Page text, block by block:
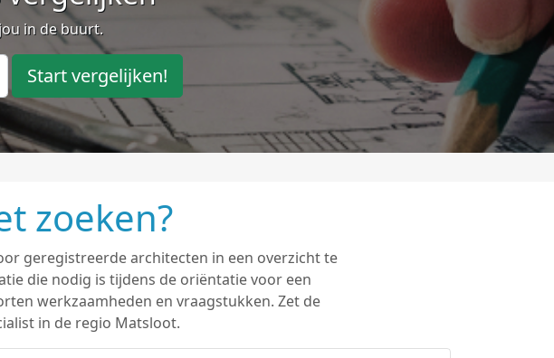
in de buurt.
Start vergelijken!
zoeken?
geregistreerde architecten in een overzicht te
die nodig is tijdens de oriëntatie voor een
werkzaamheden en vraagstukken. Zet de
in de regio Matsloot.